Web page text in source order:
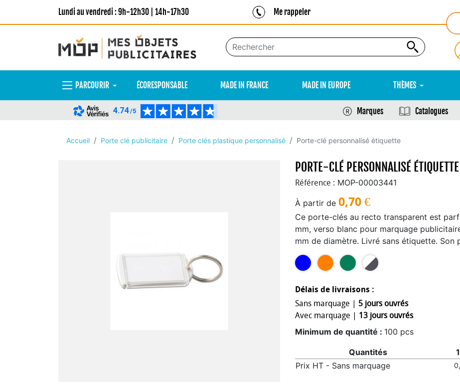
Lundi au vendredi : 9h-12h30 | 14h-17h30
Me rappeler
PARCOURIR ÉCORESPONSABLE MADE IN FRANCE MADE IN EUROPE THÈMES
4.74/5 Marques Catalogues
Accueil Porte clé publicitaire Porte clés plastique personnalisé Porte-clé personnalisé étiquette
PORTE-CLÉ PERSONNALISÉ ÉTIQUETTE
Référence : MOP-00003441
À partir de 0,70 €
Ce porte-clés au recto transparent est
mm, verso blanc pour marquage
mm de diamètre. Livré sans étiquette. Son
Dimension article : 65 mm x 33 mm
: 38 cm x 28 cm x 26 cm Quantité par
Délais de livraisons :
Sans marquage | 5 jours ouvrés
Avec marquage | 13 jours ouvrés
Minimum de quantité : 100 pcs
Quantités
Prix HT - Sans marquage